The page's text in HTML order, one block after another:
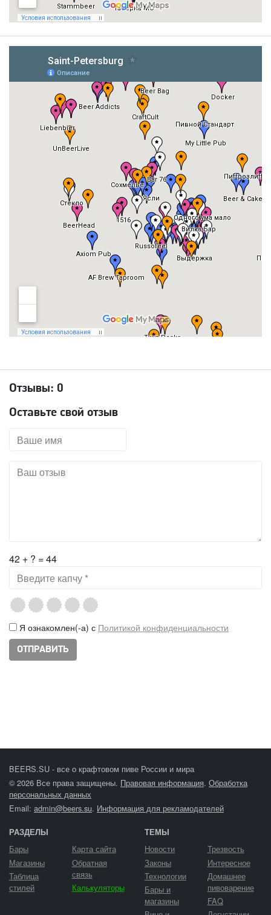
Отзывы: 0
Оставьте свой отзыв
42 + ? = 44
Я ознакомлен(-а) с Политикой конфиденциальности
BEERS.SU - все о крафтовом пиве России и мира
© 2026 Все права защищены. Правовая информация. Обработка
персональных данных
Email: admin@beers.su. Информация для рекламодателей
РАЗДЕЛЫ
Бары
Магазины
Таблица
стилей
Карта сайта
Обратная
связь
Калькуляторы
ТЕМЫ
Новости
Законы
Технологии
Бары и
магазины
Трезвость
Интересное
Домашнее
пивоварение
FAQ